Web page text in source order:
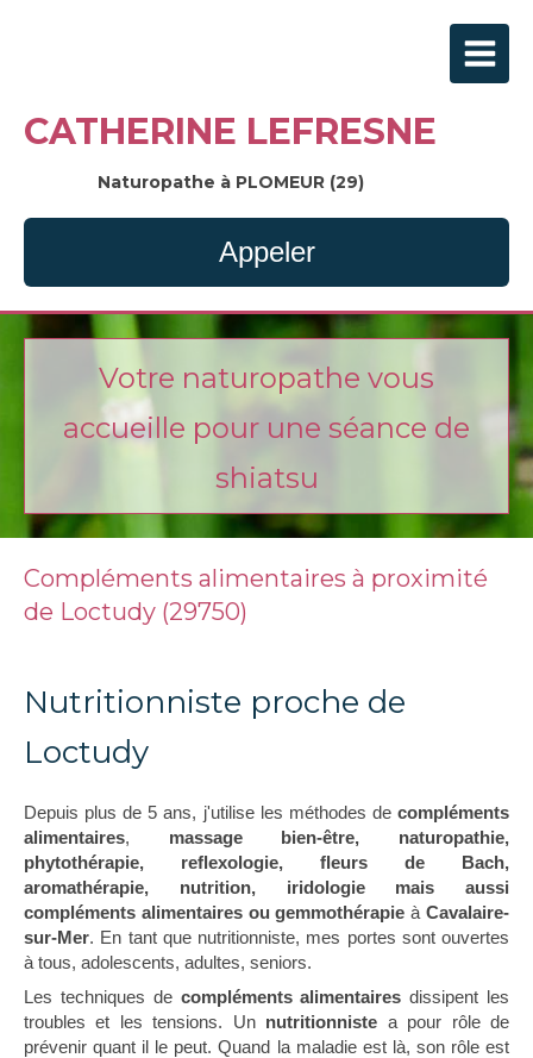
CATHERINE LEFRESNE
Naturopathe à PLOMEUR (29)
Appeler
Votre naturopathe vous
accueille pour une séance de
shiatsu
Compléments alimentaires à proximité
de Loctudy (29750)
Nutritionniste proche de
Loctudy
Depuis plus de 5 ans, j'utilise les méthodes de compléments
alimentaires, massage bien-être, naturopathie,
phytothérapie, reflexologie, fleurs de Bach,
aromathérapie, nutrition, iridologie mais aussi
compléments alimentaires ou gemmothérapie àCavalaire-
sur-Mer. En tant que nutritionniste, mes portes sont ouvertes
à tous, adolescents, adultes, seniors.
Les techniques de compléments alimentaires dissipent les
troubles et les tensions. Un nutritionniste a pour rôle de
prévenir quant il le peut. Quand la maladie est là, son rôle est